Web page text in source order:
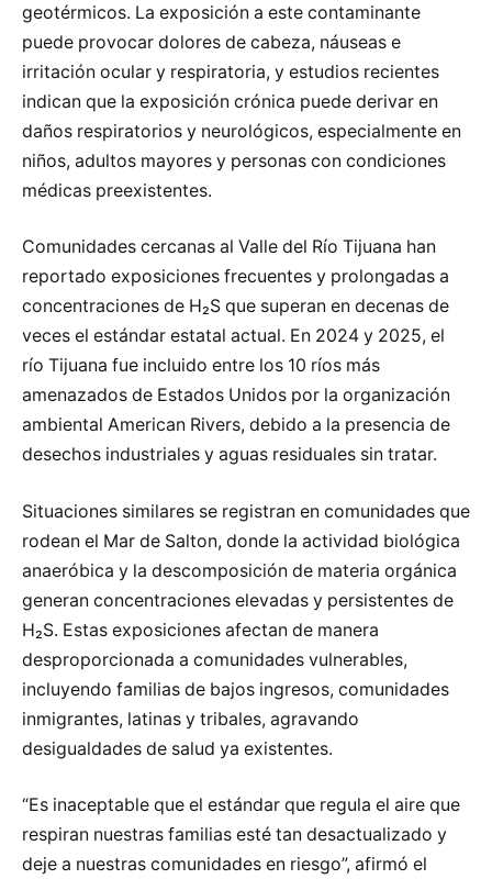
geotérmicos. La exposición a este contaminante
puede provocar dolores de cabeza, náuseas e
irritación ocular y respiratoria, y estudios recientes
indican que la exposición crónica puede derivar en
daños respiratorios y neurológicos, especialmente en
niños, adultos mayores y personas con condiciones
médicas preexistentes.
Comunidades cercanas al Valle del Río Tijuana han
reportado exposiciones frecuentes y prolongadas a
concentraciones de H₂S que superan en decenas de
veces el estándar estatal actual. En 2024 y 2025, el
río Tijuana fue incluido entre los 10 ríos más
amenazados de Estados Unidos por la organización
ambiental American Rivers, debido a la presencia de
desechos industriales y aguas residuales sin tratar.
Situaciones similares se registran en comunidades que
rodean el Mar de Salton, donde la actividad biológica
anaeróbica y la descomposición de materia orgánica
generan concentraciones elevadas y persistentes de
H₂S. Estas exposiciones afectan de manera
desproporcionada a comunidades vulnerables,
incluyendo familias de bajos ingresos, comunidades
inmigrantes, latinas y tribales, agravando
desigualdades de salud ya existentes.
“Es inaceptable que el estándar que regula el aire que
respiran nuestras familias esté tan desactualizado y
deje a nuestras comunidades en riesgo”, afirmó el